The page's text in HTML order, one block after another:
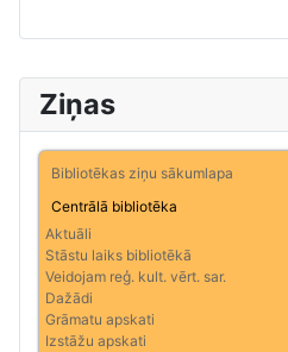
Ziņas
Bibliotēkas ziņu sākumlapa
Centrālā bibliotēka
Aktuāli
Stāstu laiks bibliotēkā
Veidojam reģ. kult. vērt. sar.
Dažādi
Grāmatu apskati
Izstāžu apskati